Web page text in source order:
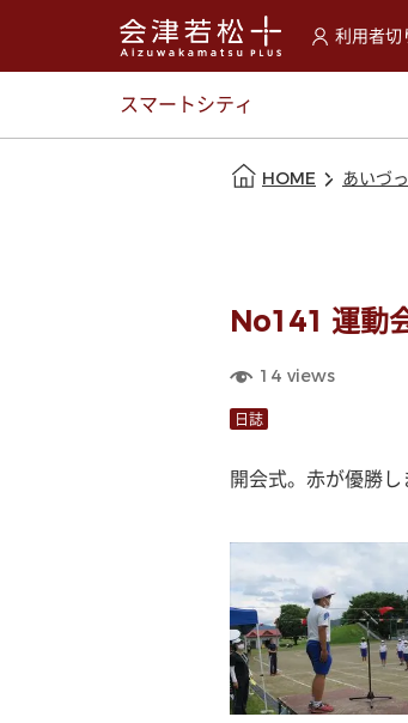
利用者切
選択する
スマートシティ
HOME あいづ
No141 運動
14 views
日誌
開会式。赤が優勝